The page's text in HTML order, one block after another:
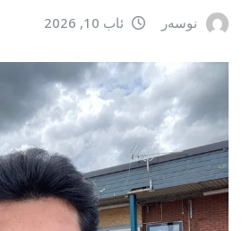
نوسەر ئاب 10, 2026